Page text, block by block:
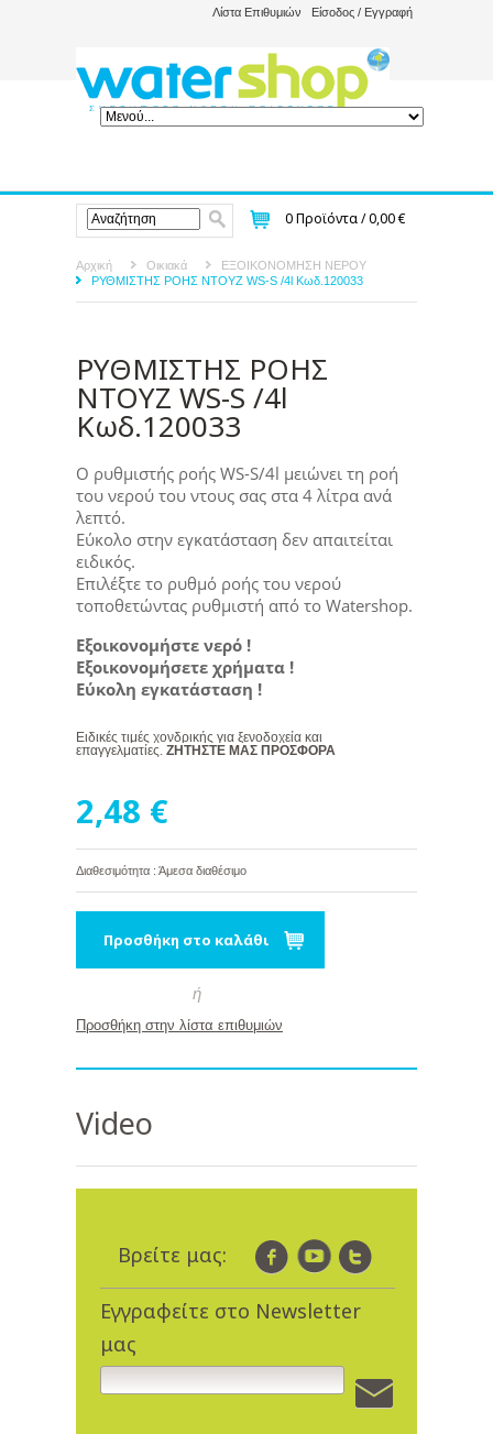
Λίστα Επιθυμιών Είσοδος / Εγγραφή
0Προϊόντα /0,00 €
Αρχική Οικιακά
ΕΞΟΙΚΟΝΟΜΗΣΗ ΝΕΡΟΥ
ΡΥΘΜΙΣΤΗΣ ΡΟΗΣ ΝΤΟΥΖ WS-S /4l Κωδ.120033
ΡΥΘΜΙΣΤΗΣ ΡΟΗΣ
ΝΤΟΥΖ WS-S /4l
Κωδ.120033
Ο ρυθμιστής ροής WS-S/4l μειώνει τη ροή
του νερού του ντους σας στα 4 λίτρα ανά
λεπτό.
Εύκολο στην εγκατάσταση δεν απαιτείται
ειδικός.
Επιλέξτε το ρυθμό ροής του νερού
τοποθετώντας ρυθμιστή από το Watershop.
Εξοικονομήστε νερό !
Εξοικονομήσετε χρήματα !
Εύκολη εγκατάσταση !
Ειδικές τιμές χονδρικής για ξενοδοχεία και
επαγγελματίες. ΖΗΤΗΣΤΕ ΜΑΣ ΠΡΟΣΦΟΡΑ
2,48 €
Διαθεσιμότητα : Άμεσα διαθέσιμο
Προσθήκη στο καλάθι
ή
Προσθήκη στην λίστα επιθυμιών
Video
Βρείτε μας:
Εγγραφείτε στο Newsletter
μας